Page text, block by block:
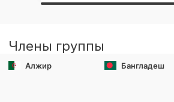
Члены группы
Алжир Бангладеш